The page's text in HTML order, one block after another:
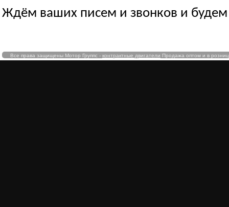
Ждём ваших писем и звонков и
Все права защищены Мотор Группс - контрактные двигатели Продажа оптом и в